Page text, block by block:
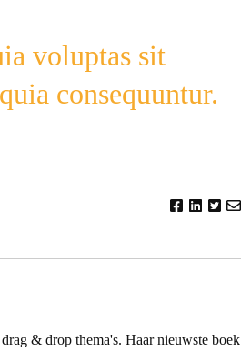
voluptas sit
consequuntur.
& drop thema's. Haar nieuwste boek